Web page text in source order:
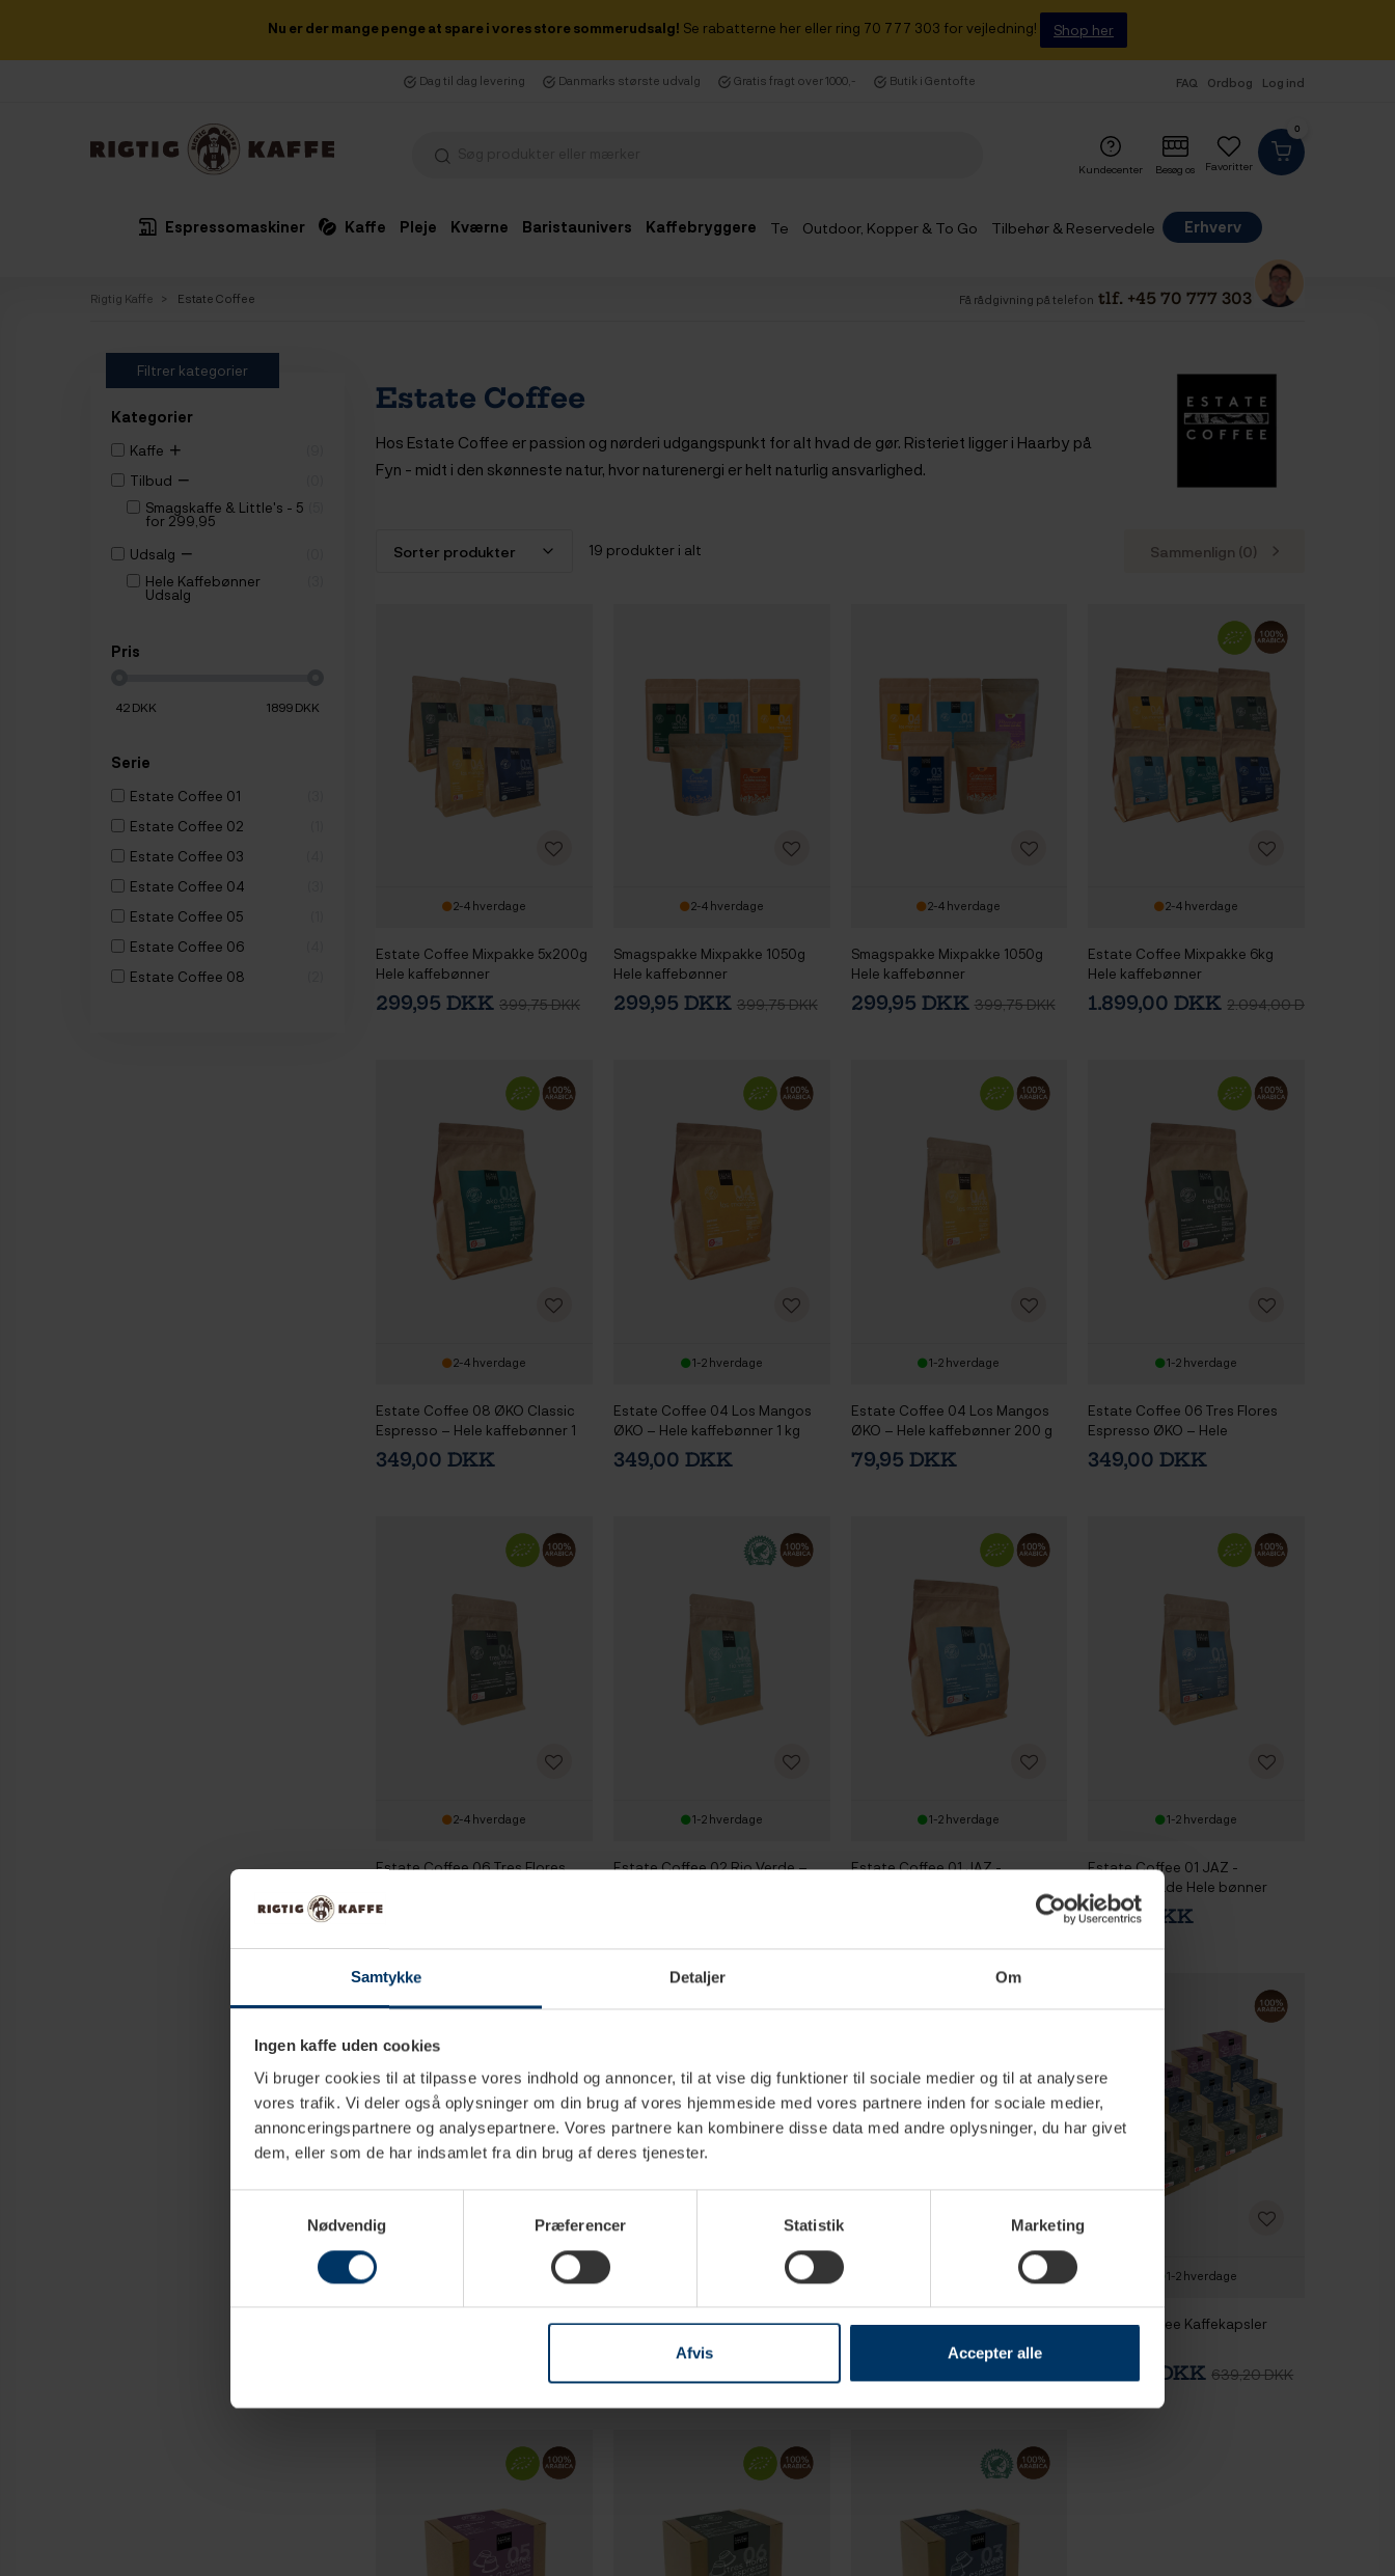
Samtykke Detaljer Om
Ingen kaffe uden cookies
Vi bruger cookies til at tilpasse vores indhold og annoncer, til at vise dig funktioner til sociale medier og til at analysere
vores trafik. Vi deler også oplysninger om din brug af vores hjemmeside med vores partnere inden for sociale medier,
annonceringspartnere og analysepartnere. Vores partnere kan kombinere disse data med andre oplysninger, du har givet
dem, eller som de har indsamlet fra din brug af deres tjenester.
Nødvendig
Præferencer Statistik Marketing
Afvis Accepter alle
Nu er der mange penge at spare i vores store sommerudsalg! Se rabatterne her eller ring 70 777 303 for vejledning! Shop her
Dag til dag levering Danmarks største udvalg Gratis fragt over 1000,- Butik i Gentofte FAQ Ordbog Log ind
0
Favoritter
Kundecenter Besøg os
Espressomaskiner Kaffe Pleje Kværne Baristaunivers Kaffebryggere Te Outdoor, Kopper & To Go Tilbehør & Reservedele
Erhverv
Rigtig Kaffe Estate Coffee Få rådgivning på telefon tlf. +45 70 777 303
Filtrer kategorier
Kategorier
Kaffe +
Tilbud −
Smagskaffe & Little's - 5
for 299,95
Udsalg −
Hele Kaffebønner
Udsalg
Pris
42DKK 1899DKK
Serie
Estate Coffee 01
Estate Coffee 02
Estate Coffee 03
Estate Coffee 04
Estate Coffee 05
Estate Coffee 06
Estate Coffee 08
Estate Coffee
Hos Estate Coffee er passion og nørderi udgangspunkt for alt hvad de gør. Risteriet ligger i Haarby på
Fyn - midt i den skønneste natur, hvor naturenergi er helt naturlig ansvarlighed.
19 produkter i alt Sammenlign (0)
2-4 hverdage
Estate Coffee Mixpakke 5x200g
Hele kaffebønner
299,95 DKK 399,75 DKK
2-4 hverdage
Smagspakke Mixpakke 1050g
Hele kaffebønner
299,95 DKK 399,75 DKK
2-4 hverdage
Smagspakke Mixpakke 1050g
Hele kaffebønner
299,95 DKK 399,75 DKK
2-4 hverdage
Estate Coffee Mixpakke 6kg
Hele kaffebønner
1.899,00 DKK2.094,00 DKK
2-4 hverdage
Estate Coffee 08 ØKO Classic
Espresso – Hele kaffebønner 1
kg
349,00 DKK
1-2 hverdage
Estate Coffee 04 Los Mangos
ØKO – Hele kaffebønner 1 kg
349,00 DKK
1-2 hverdage
Estate Coffee 04 Los Mangos
ØKO – Hele kaffebønner 200 g
79,95 DKK
1-2 hverdage
Estate Coffee 06 Tres Flores
Espresso ØKO – Hele
kaffebønner 1 kg
349,00 DKK
2-4 hverdage
Estate Coffee 06 Tres Flores
kaffebønner 200 g
79,95 DKK
1-2 hverdage
Estate Coffee 02 Rio Verde –
1-2 hverdage
Estate Coffee 01 JAZ -
1-2 hverdage
Estate Coffee 01 JAZ -
ØKO/Fairtrade Hele bønner
200g
79,95 DKK
Estate Coffee 03 Sweet
Espresso Hele kaffebønner
Estate Coffee Kaffekapsler 8x10
1-2 hverdage
Estate Coffee Kaffekapsler
549,95 DKK639,20 DKK